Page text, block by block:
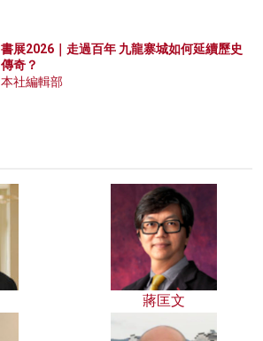
書展2026｜走過百年 九龍寨城如何延續歷史
傳奇？
本社編輯部
蔣匡文